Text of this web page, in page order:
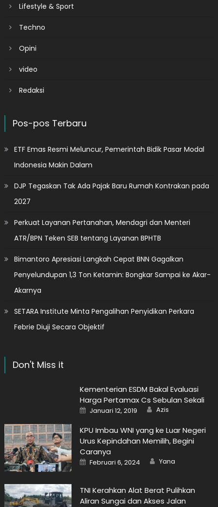
Lifestyle & Sport
Techno
Opini
video
Redaksi
Pos-pos Terbaru
ETF Emas Resmi Meluncur, Pemerintah Bidik Pasar Modal
Indonesia Makin Dalam
DJP Tegaskan Tak Ada Pajak Baru Rumah Kontrakan pada
2027
Perkuat Layanan Pertanahan, Mendagri dan Menteri
ATR/BPN Teken SEB tentang Layanan BPHTB
Bimantoro Apresiasi Langkah Cepat BNN Gagalkan
Penyelundupan 1,3 Ton Ketamin: Bongkar Sampai ke Akar-
Akarnya
SETARA Institute Minta Pengalihan Penyidikan Perkara
Febrie Diuji Secara Objektif
Don't Miss it
Kementerian ESDM Bakal Evaluasi
Harga Pertamax Cs Sebulan Sekali
Posted
on
Januari 12, 2019 Author
Azis
KPU Imbau WNI yang ke Luar Negeri
Urus Kepindahan Memilih, Begini
Caranya
Posted
on
Februari 6, 2024 Author
Yana
TNI Kerahkan Alat Berat Pulihkan
Aliran Sungai dan Akses Jalan